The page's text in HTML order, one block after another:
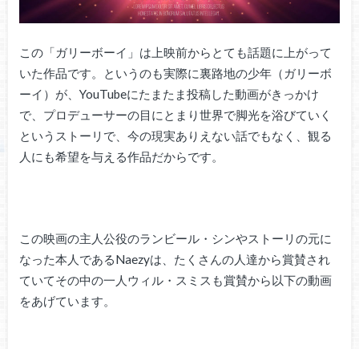
この「ガリーボーイ」は上映前からとても話題に上がって
いた作品です。というのも実際に裏路地の少年（ガリーボ
ーイ）が、YouTubeにたまたま投稿した動画がきっかけ
で、プロデューサーの目にとまり世界で脚光を浴びていく
というストーリで、今の現実ありえない話でもなく、観る
人にも希望を与える作品だからです。
この映画の主人公役のランビール・シンやストーリの元に
なった本人であるNaezyは、たくさんの人達から賞賛され
ていてその中の一人ウィル・スミスも賞賛から以下の動画
をあげています。